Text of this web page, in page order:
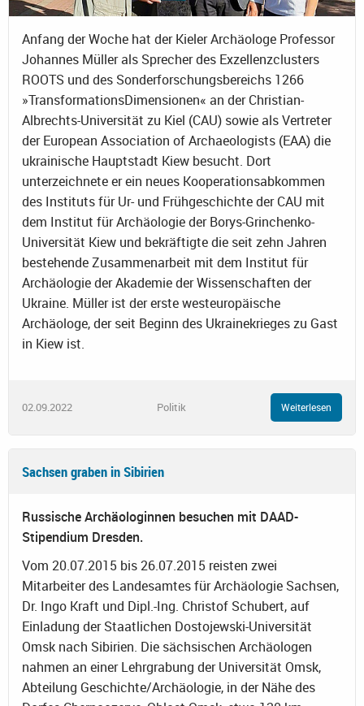
Anfang der Woche hat der Kieler Archäologe Professor
Johannes Müller als Sprecher des Exzellenzclusters
ROOTS und des Sonderforschungsbereichs 1266
»TransformationsDimensionen« an der Christian-
Albrechts-Universität zu Kiel (CAU) sowie als Vertreter
der European Association of Archaeologists (EAA) die
ukrainische Hauptstadt Kiew besucht. Dort
unterzeichnete er ein neues Kooperationsabkommen
des Instituts für Ur- und Frühgeschichte der CAU mit
dem Institut für Archäologie der Borys-Grinchenko-
Universität Kiew und bekräftigte die seit zehn Jahren
bestehende Zusammenarbeit mit dem Institut für
Archäologie der Akademie der Wissenschaften der
Ukraine. Müller ist der erste westeuropäische
Archäologe, der seit Beginn des Ukrainekrieges zu Gast
in Kiew ist.
02.09.2022 Politik Weiterlesen
Sachsen graben in Sibirien
Russische Archäologinnen besuchen mit DAAD-
Stipendium Dresden.
Vom 20.07.2015 bis 26.07.2015 reisten zwei
Mitarbeiter des Landesamtes für Archäologie Sachsen,
Dr. Ingo Kraft und Dipl.-Ing. Christof Schubert, auf
Einladung der Staatlichen Dostojewski-Universität
Omsk nach Sibirien. Die sächsischen Archäologen
nahmen an einer Lehrgrabung der Universität Omsk,
Abteilung Geschichte/Archäologie, in der Nähe des